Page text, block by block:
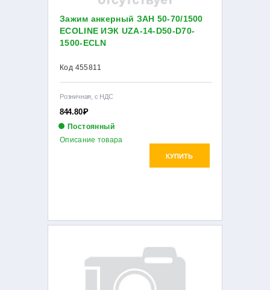
Зажим анкерный ЗАН 50-70/1500
ECOLINE ИЭК UZA-14-D50-D70-
1500-ECLN
Код 455811
Розничная, с НДС
844.80Р
Постоянный
КУПИТЬ
Описание товара